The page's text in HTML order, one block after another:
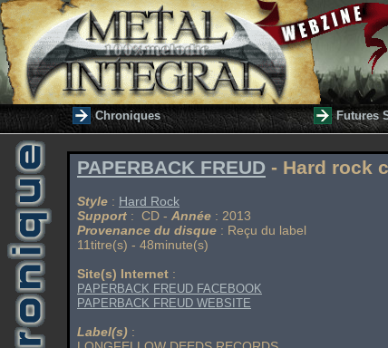
Chroniques Futures
PAPERBACK FREUD - Hard rock
Style : Hard Rock
Support : CD - Année : 2013
Provenance du disque : Reçu du label
11titre(s) - 48minute(s)
Site(s) Internet :
PAPERBACK FREUD FACEBOOK
PAPERBACK FREUD WEBSITE
Label(s) :